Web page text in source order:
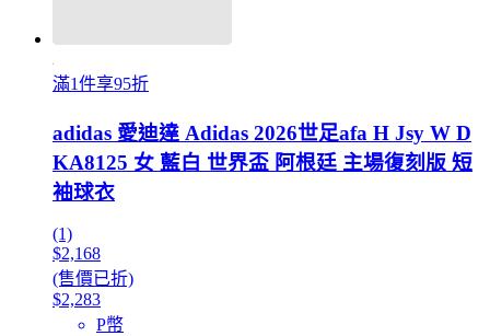
滿1件享95折
adidas 愛迪達 Adidas 2026世足afa H Jsy W D
KA8125 女 藍白 世界盃 阿根廷 主場復刻版 短
袖球衣
(1)
$2,168
(售價已折)
$2,283
P幣